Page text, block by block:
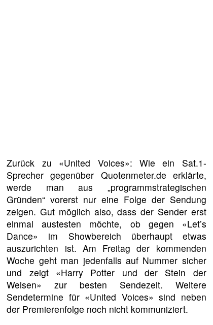
Zurück zu «United Voices»: Wie ein Sat.1-
Sprecher gegenüber Quotenmeter.de erklärte,
werde man aus „programmstrategischen
Gründen“ vorerst nur eine Folge der Sendung
zeigen. Gut möglich also, dass der Sender erst
einmal austesten möchte, ob gegen «Let’s
Dance» im Showbereich überhaupt etwas
auszurichten ist. Am Freitag der kommenden
Woche geht man jedenfalls auf Nummer sicher
und zeigt «Harry Potter und der Stein der
Weisen» zur besten Sendezeit. Weitere
Sendetermine für «United Voices» sind neben
der Premierenfolge noch nicht kommuniziert.